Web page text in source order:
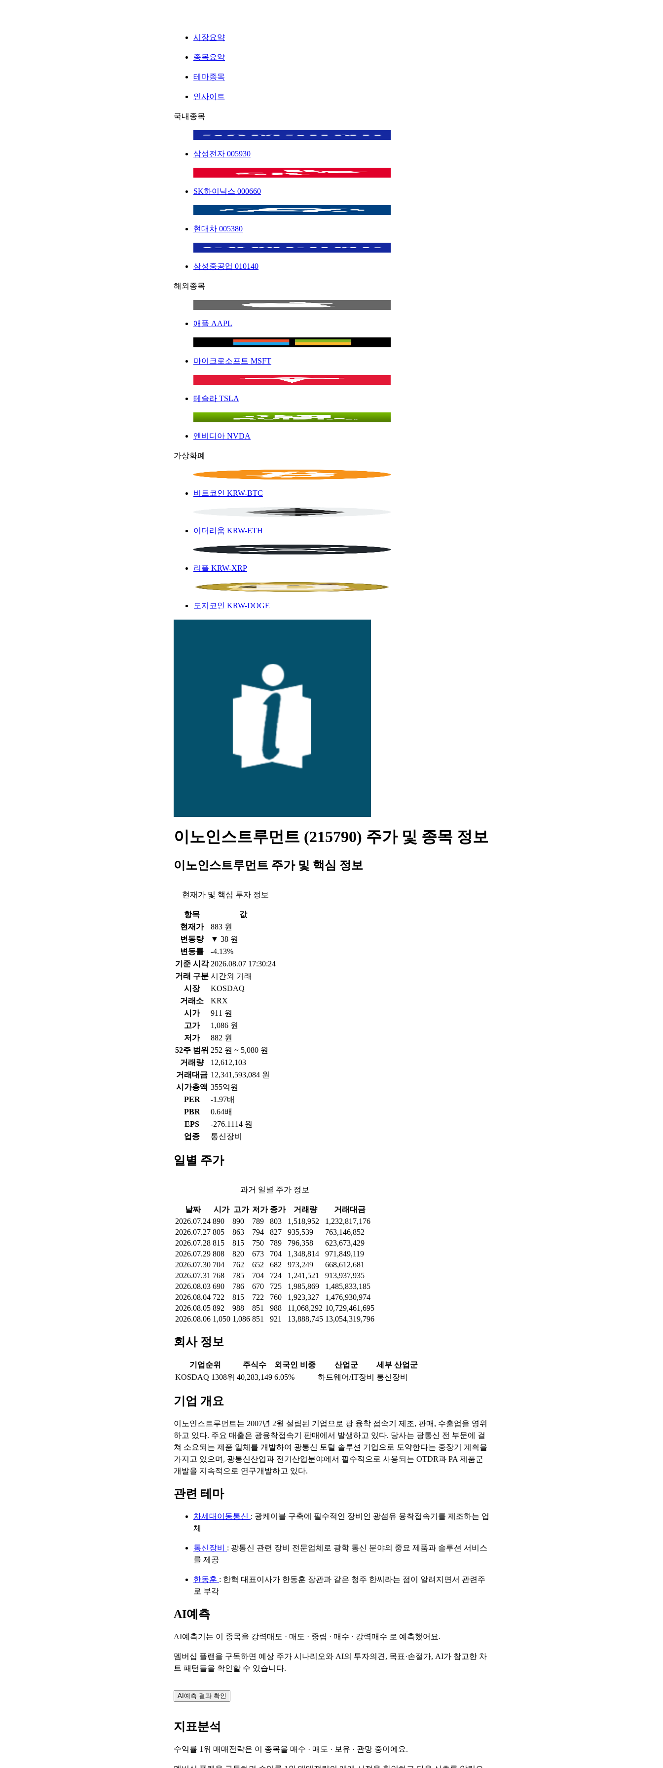
시장요약
종목요약
테마종목
인사이트
국내종목
삼성전자 005930
SK하이닉스 000660
현대차 005380
삼성중공업 010140
해외종목
애플 AAPL
마이크로소프트 MSFT
테슬라 TSLA
엔비디아 NVDA
가상화폐
비트코인 KRW-BTC
이더리움 KRW-ETH
리플 KRW-XRP
도지코인 KRW-DOGE
이노인스트루먼트 (215790) 주가 및 종목 정보
이노인스트루먼트 주가 및 핵심 정보
현재가 및 핵심 투자 정보
항목
값
현재가
883 원
변동량
▼ 38 원
변동률
-4.13%
기준 시각 2026.08.07 17:30:24
거래 구분 시간외 거래
시장
KOSDAQ
거래소
KRX
시가
911 원
고가
1,086 원
저가
882 원
52주 범위 252 원 ~ 5,080 원
거래량
12,612,103
거래대금 12,341,593,084 원
시가총액 355억원
PER
-1.97배
PBR
0.64배
EPS
-276.1114 원
업종
통신장비
일별 주가
과거 일별 주가 정보
날짜 시가 고가 저가 종가 거래량
거래대금
2026.07.24 890 890 789 803 1,518,952
1,232,817,176
2026.07.27 805 863 794 827 935,539
763,146,852
2026.07.28 815 815 750 789 796,358
623,673,429
2026.07.29 808 820 673 704 1,348,814
971,849,119
2026.07.30 704 762 652 682 973,249
668,612,681
2026.07.31 768 785 704 724 1,241,521
913,937,935
2026.08.03 690 786 670 725 1,985,869
1,485,833,185
2026.08.04 722 815 722 760 1,923,327
1,476,930,974
2026.08.05 892 988 851 988 11,068,292 10,729,461,695
2026.08.06 1,050 1,086 851 921 13,888,745 13,054,319,796
회사 정보
기업순위 주식수 외국인 비중 산업군
세부 산업군
KOSDAQ 1308위 40,283,149 6.05% 하드웨어/IT장비 통신장비
기업 개요
이노인스트루먼트는 2007년 2월 설립된 기업으로 광 융착 접속기 제조, 판매, 수출업을 영위
하고 있다. 주요 매출은 광융착접속기 판매에서 발생하고 있다. 당사는 광통신 전 부문에 걸
쳐 소요되는 제품 일체를 개발하여 광통신 토털 솔루션 기업으로 도약한다는 중장기 계획을
가지고 있으며, 광통신산업과 전기산업분야에서 필수적으로 사용되는 OTDR과 PA 제품군
개발을 지속적으로 연구개발하고 있다.
관련 테마
차세대이동통신 : 광케이블 구축에 필수적인 장비인 광섬유 융착접속기를 제조하는 업
체
통신장비 : 광통신 관련 장비 전문업체로 광학 통신 분야의 중요 제품과 솔루션 서비스
를 제공
한동훈 : 한혁 대표이사가 한동훈 장관과 같은 청주 한씨라는 점이 알려지면서 관련주
로 부각
AI예측
AI예측기는 이 종목을 강력매도 · 매도 · 중립 · 매수 · 강력매수 로 예측했어요.
멤버십 플랜을 구독하면 예상 주가 시나리오와 AI의 투자의견, 목표·손절가, AI가 참고한 차
트 패턴들을 확인할 수 있습니다.
AI예측 결과 확인
지표분석
수익률 1위 매매전략은 이 종목을 매수 · 매도 · 보유 · 관망 중이에요.